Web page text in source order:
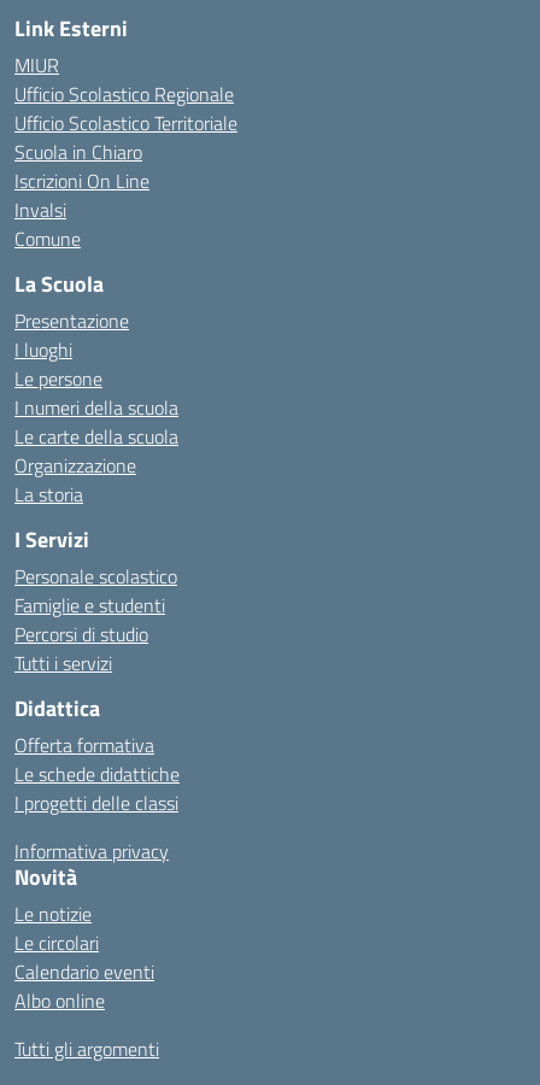
Link Esterni
MIUR
Ufficio Scolastico Regionale
Ufficio Scolastico Territoriale
Scuola in Chiaro
Iscrizioni On Line
Invalsi
Comune
La Scuola
Presentazione
I luoghi
Le persone
I numeri della scuola
Le carte della scuola
Organizzazione
La storia
I Servizi
Personale scolastico
Famiglie e studenti
Percorsi di studio
Tutti i servizi
Didattica
Offerta formativa
Le schede didattiche
I progetti delle classi
Informativa privacy
Novità
Le notizie
Le circolari
Calendario eventi
Albo online
Tutti gli argomenti